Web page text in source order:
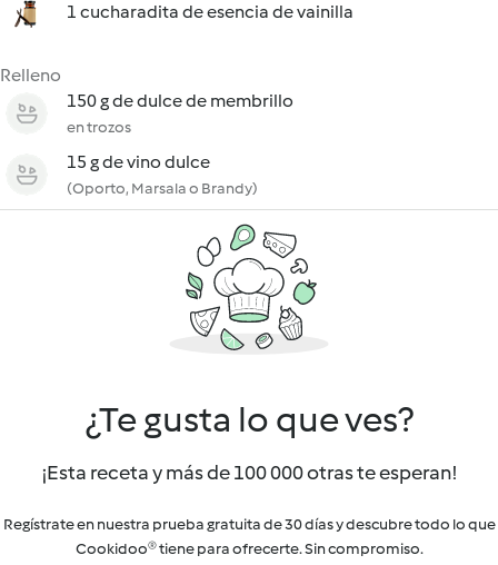
1 cucharadita de esencia de vainilla
Relleno
150 g de dulce de membrillo
en trozos
15 g de vino dulce
(Oporto, Marsala o Brandy)
¿Te gusta lo que ves?
¡Esta receta y más de 100 000 otras te esperan!
Regístrate en nuestra prueba gratuita de 30 días y descubre todo lo que
Cookidoo® tiene para ofrecerte. Sin compromiso.